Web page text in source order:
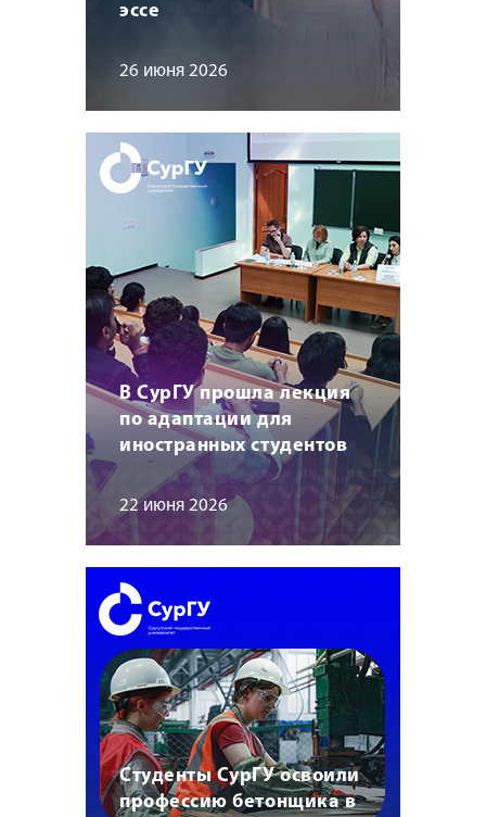
эссе
26 июня 2026
В СурГУ прошла лекция
по адаптации для
иностранных студентов
22 июня 2026
Студенты СурГУ освоили
профессию бетонщика в